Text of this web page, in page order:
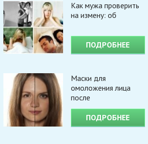
Как мужа проверить
на измену: об
ПОДРОБНЕЕ
Маски для
омоложения лица
после
ПОДРОБНЕЕ